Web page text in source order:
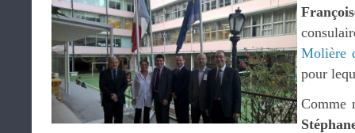
Molière
pour
Comme